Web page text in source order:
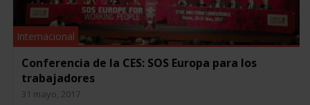
Internacional
Conferencia de la CES: SOS Europa para los
trabajadores
31 mayo, 2017